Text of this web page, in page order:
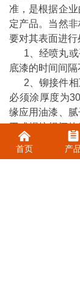
准，是根据企
定产品。当然
要对其表面进行
1、经喷丸或
底漆的时间间隔
2、铆接件相
必须涂厚度为
缘应用油漆、
工或焊接损坏
以上就是我们
一些方法，只
낀
首页
뀳
产